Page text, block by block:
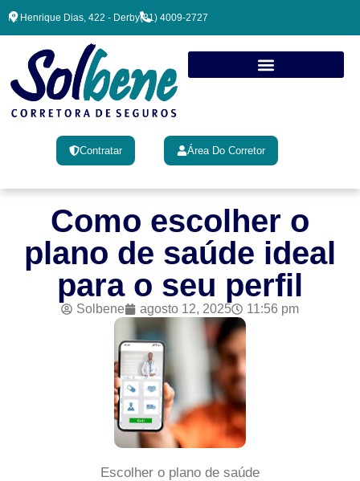
R. Henrique Dias, 422 - Derby(81) 4009-2727
Contratar Área Do Corretor
Como escolher o
plano de saúde ideal
para o seu perfil
Solbene agosto 12, 2025 11:56 pm
Escolher o plano de saúde